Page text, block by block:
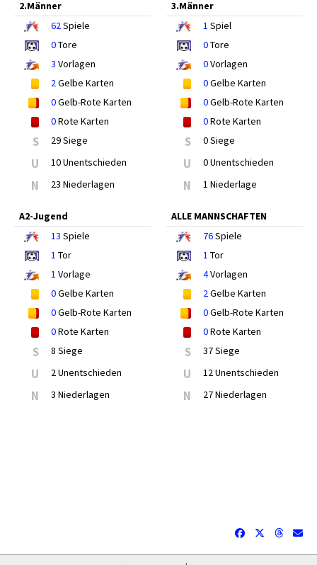
2.Männer
62Spiele
0Tore
3 Vorlagen
2Gelbe Karten
0Gelb-Rote Karten
0Rote Karten
S 29 Siege
U 10 Unentschieden
N 23 Niederlagen
3.Männer
1 Spiel
0Tore
0Vorlagen
0Gelbe Karten
0Gelb-Rote Karten
0Rote Karten
S 0 Siege
U 0 Unentschieden
N 1 Niederlage
A2-Jugend
13 Spiele
1 Tor
1 Vorlage
0Gelbe Karten
0Gelb-Rote Karten
0Rote Karten
S 8 Siege
U 2 Unentschieden
N 3 Niederlagen
ALLE MANNSCHAFTEN
76Spiele
1 Tor
4Vorlagen
2Gelbe Karten
0Gelb-Rote Karten
0Rote Karten
S 37 Siege
U 12 Unentschieden
N 27 Niederlagen